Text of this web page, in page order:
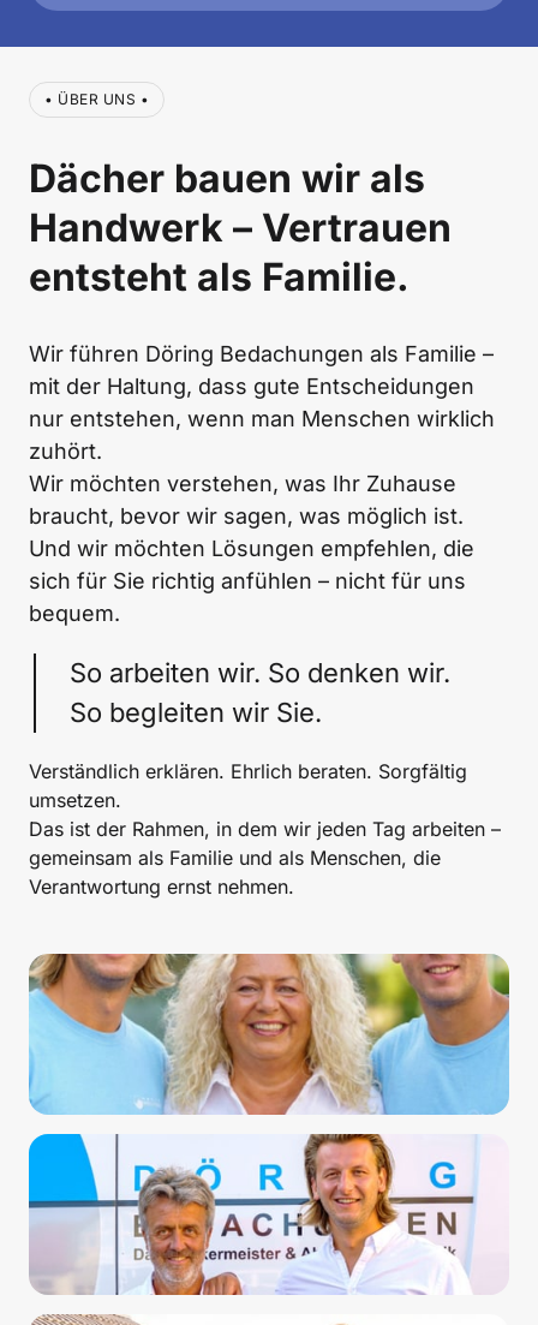
• ÜBER UNS •
Dächer bauen wir als
Handwerk – Vertrauen
entsteht als Familie.
Wir führen Döring Bedachungen als Familie –
mit der Haltung, dass gute Entscheidungen
nur entstehen, wenn man Menschen wirklich
zuhört.
Wir möchten verstehen, was Ihr Zuhause
braucht, bevor wir sagen, was möglich ist.
Und wir möchten Lösungen empfehlen, die
sich für Sie richtig anfühlen – nicht für uns
bequem.
So arbeiten wir. So denken wir.
So begleiten wir Sie.
Verständlich erklären. Ehrlich beraten. Sorgfältig
umsetzen.
Das ist der Rahmen, in dem wir jeden Tag arbeiten –
gemeinsam als Familie und als Menschen, die
Verantwortung ernst nehmen.